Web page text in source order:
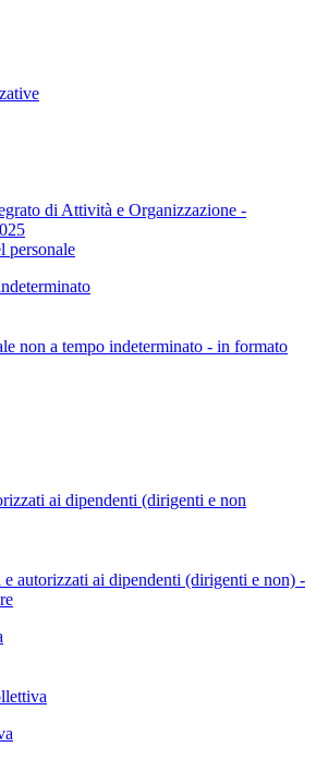
di Attività e Organizzazione -
personale
non a tempo indeterminato - in formato
ai dipendenti (dirigenti e non
autorizzati ai dipendenti (dirigenti e non) -